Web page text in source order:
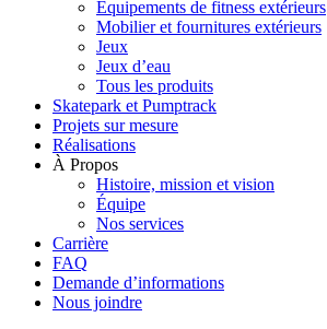
Équipements de fitness extérieurs
Mobilier et fournitures extérieurs
Jeux
Jeux d’eau
Tous les produits
Skatepark et Pumptrack
Projets sur mesure
Réalisations
À Propos
Histoire, mission et vision
Équipe
Nos services
Carrière
FAQ
Demande d’informations
Nous joindre